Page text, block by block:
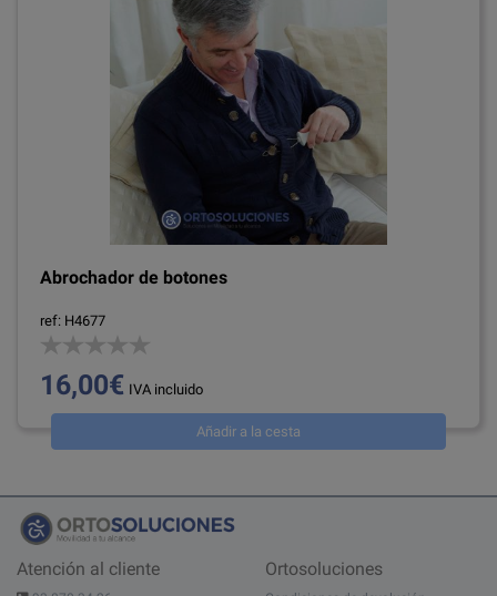
Abrochador de botones
ref: H4677
16,00€ IVA incluido
Añadir a la cesta
Atención al cliente Ortosoluciones